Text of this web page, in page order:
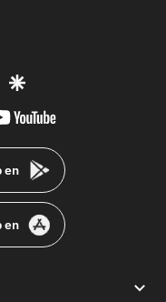
twittergoogle
youtube-
en
en